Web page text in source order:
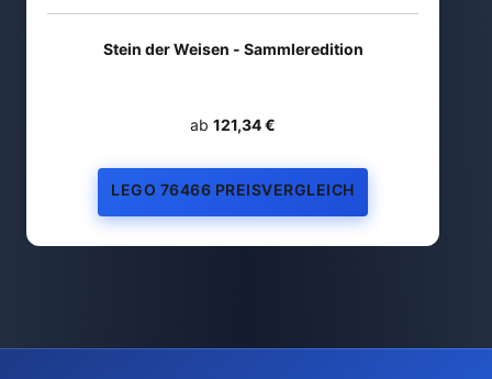
Stein der Weisen - Sammleredition
ab 121,34 €
LEGO 76466 PREISVERGLEICH